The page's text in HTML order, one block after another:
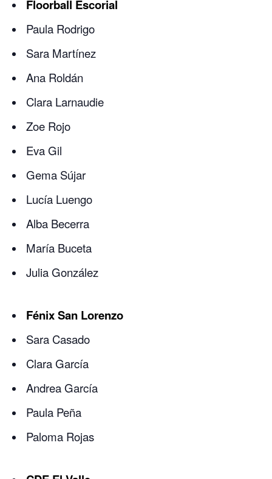
Floorball Escorial
Paula Rodrigo
Sara Martínez
Ana Roldán
Clara Larnaudie
Zoe Rojo
Eva Gil
Gema Sújar
Lucía Luengo
Alba Becerra
María Buceta
Julia González
Fénix San Lorenzo
Sara Casado
Clara García
Andrea García
Paula Peña
Paloma Rojas